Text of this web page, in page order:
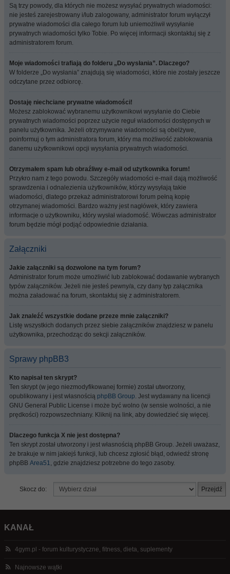
Są trzy powody, dla których nie możesz wysyłać prywatnych wiadomości:
nie jesteś zarejestrowany i/lub zalogowany, administrator forum wyłączył
prywatne wiadomości dla całego forum lub uniemożliwił wysyłanie
prywatnych wiadomości tylko Tobie. Po więcej informacji skontaktuj się z
administratorem forum.
Moje wiadomości trafiają do folderu „Do wysłania”. Dlaczego?
W folderze „Do wysłania” znajdują się wiadomości, które nie zostały jeszcze
odczytane przez odbiorcę.
Dostaję niechciane prywatne wiadomości!
Możesz zablokować wybranemu użytkownikowi wysyłanie do Ciebie
prywatnych wiadomości poprzez użycie reguł wiadomości dostępnych w
panelu użytkownika. Jeżeli otrzymywane wiadomości są obelżywe,
poinformuj o tym administratora forum, który ma możliwość zablokowania
danemu użytkownikowi opcji wysyłania prywatnych wiadomości.
Otrzymałem spam lub obraźliwy e-mail od użytkownika forum!
Przykro nam z tego powodu. Szczegóły wiadomości e-mail dają możliwość
sprawdzenia i odnalezienia użytkowników, którzy wysyłają takie
wiadomości, dlatego przekaż administratorowi forum pełną kopię
otrzymanej wiadomości. Bardzo ważny jest nagłówek, który zawiera
informacje o użytkowniku, który wysłał wiadomość. Wówczas administrator
forum będzie mógł podjąć odpowiednie działania.
Załączniki
Jakie załączniki są dozwolone na tym forum?
Administrator forum może umożliwić lub zablokować dodawanie wybranych
typów załączników. Jeżeli nie jesteś pewny/a, czy dany typ załącznika
można załadować na forum, skontaktuj się z administratorem.
Jak znaleźć wszystkie dodane przeze mnie załączniki?
Listę wszystkich dodanych przez siebie załączników znajdziesz w panelu
użytkownika, przechodząc do sekcji załączników.
Sprawy phpBB3
Kto napisał ten skrypt?
Ten skrypt (w jego niezmodyfikowanej formie) został utworzony,
opublikowany i jest własnością phpBB Group. Jest wydawany na licencji
GNU General Public License i może być wolno (w sensie wolności, a nie
prędkości) rozpowszechniany. Kliknij na link, aby dowiedzieć się więcej.
Dlaczego funkcja X nie jest dostępna?
Ten skrypt został utworzony i jest własnością phpBB Group. Jeżeli uważasz,
że brakuje w nim jakiejś funkcji, lub chcesz zgłosić błąd, odwiedź stronę
phpBB Area51, gdzie znajdziesz potrzebne do tego zasoby.
Skocz do:
KANAŁ
4gym.pl - forum kulturystyczne, fitness, dieta, suplementy
Najnowsze wątki